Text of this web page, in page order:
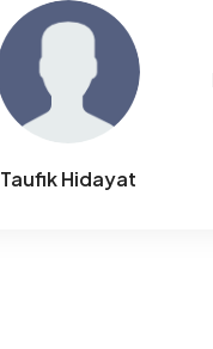
Taufik Hidayat